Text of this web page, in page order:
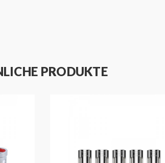
PRODUKTE